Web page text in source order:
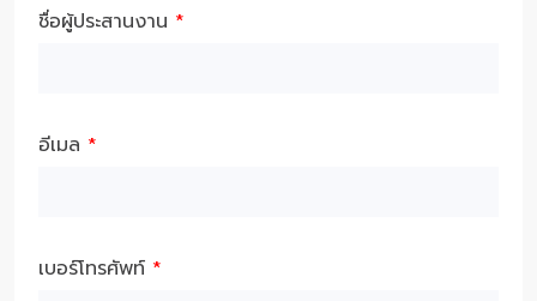
ชื่อผู้ประสานงาน *
อีเมล *
เบอร์โทรศัพท์ *